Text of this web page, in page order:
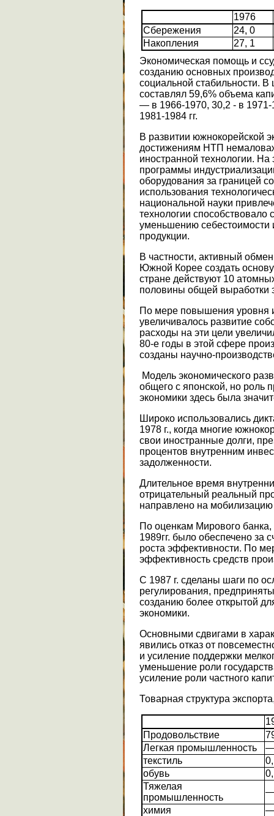
1976
Сбережения
24, 0
Накопления
27, 1
Экономическая помощь и
созданию основных
социальной стабильности.
составлял 59,6% объема
— в 1966-1970, 30,2 - в 1971-
1981-1984 гг.
В развитии южнокорейской
достижениям НТП
иностранной технологии. На
программы
оборудования за границей
использования
национальной науки
технологии
уменьшению
продукции.
В частности, активный
Южной Корее создать
стране действуют 10
половины общей выработки
По мере повышения уровня
увеличивалось развитие
расходы на эти цели
80-е годы в этой сфере
созданы научно-
Модель экономического
общего с японской, но роль
экономики здесь была
Широко использовались
1978 г., когда многие
свои иностранные долги,
процентов внутренним
задолженности.
Длительное время
отрицательный реальный
направлено на мобилизацию
По оценкам Мирового
1989гг. было обеспечено за
роста эффективности. По
эффективность средств
С 1987 г. сделаны шаги по
регулирования,
созданию более открытой
экономики.
Основными сдвигами в
явились отказ от
и усиление поддержки
уменьшение роли
усиление роли частного
Товарная структура
Продовольствие
Легкая промышленность
текстиль
обувь
Тяжелая
промышленность
химия